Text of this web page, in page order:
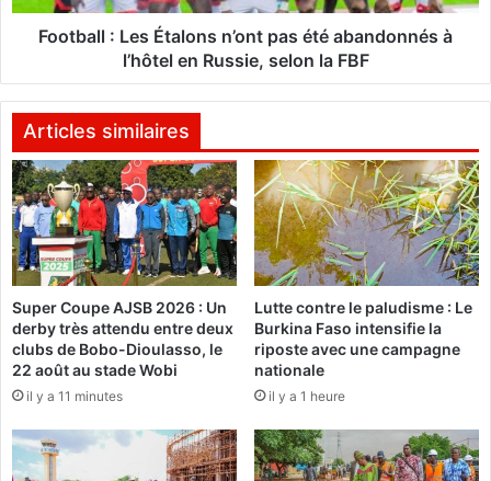
H
j
S
a
ï
d
K
a
d
r
é
S
w
a
:
s
É
a
l
o
n
s
n
’
o
n
t
p
a
é
t
Football : Les Étalons n’ont pas été abandonnés à
l’hôtel en Russie, selon la FBF
Articles similaires
Super Coupe AJSB 2026 : Un
derby très attendu entre deux
clubs de Bobo-Dioulasso, le
22 août au stade Wobi
il y a 11 minutes
Lutte contre le paludisme : Le
Burkina Faso intensifie la
riposte avec une campagne
nationale
il y a 1 heure